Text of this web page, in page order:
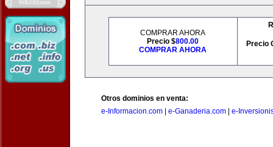
COMPRAR AHORA
Precio $800.00
COMPRAR AHORA
Precio
Otros dominios en venta:
e-Informacion.com
e-Ganaderia.com e-